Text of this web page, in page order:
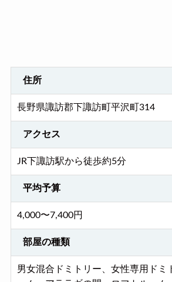
住所
長野県諏訪郡下諏訪町平沢町314
アクセス
JR下諏訪駅から徒歩約5分
平均予算
4,000〜7,400円
部屋の種類
男女混合ドミトリー、女性専用ドミ